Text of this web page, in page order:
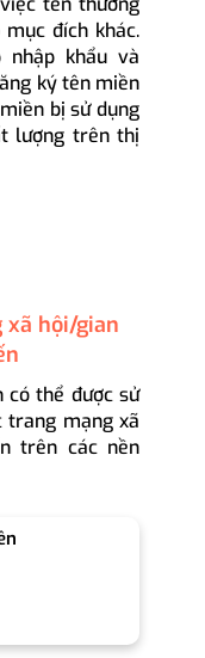
đích khác.
nhập khẩu và
ký tên miền
bị sử dụng
lượng trên thị
xã hội/gian
có thể được sử
trang mạng xã
trên các nền